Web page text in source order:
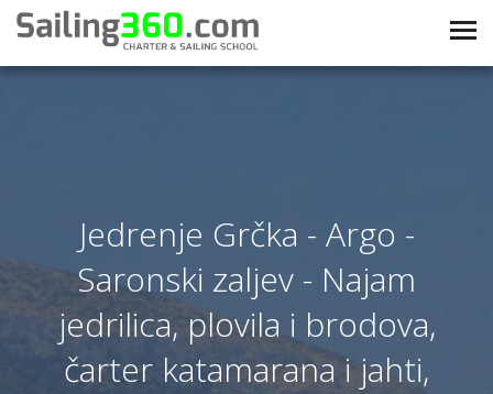
Jedrenje Grčka - Argo -
Saronski zaljev - Najam
jedrilica, plovila i brodova,
čarter katamarana i jahti,